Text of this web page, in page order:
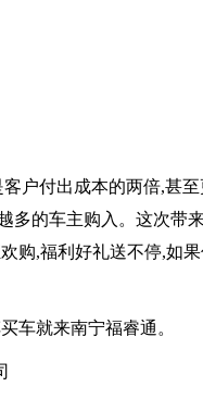
户付出成本的两倍,甚
多的车主购入。这次带
购,福利好礼送不停,如
车就来南宁福睿通。